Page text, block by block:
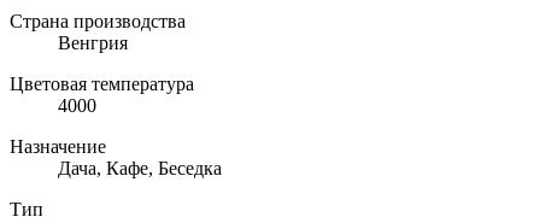
Страна производства
Венгрия
Цветовая температура
4000
Назначение
Дача, Кафе, Беседка
Тип